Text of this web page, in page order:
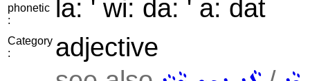
phonetic
:
la: ' wi: da: ' a: dat
Category
:
adjective